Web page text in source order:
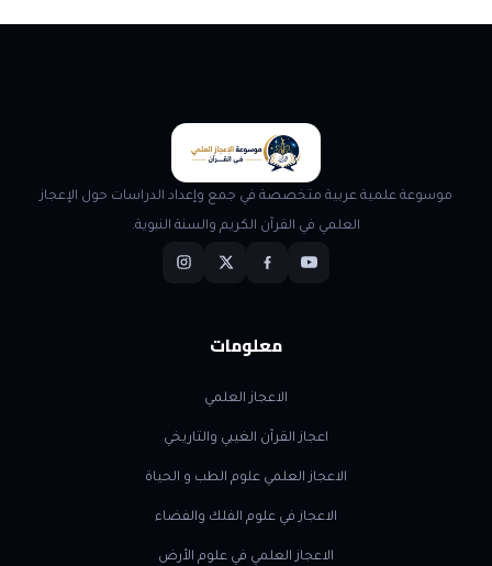
موسوعة علمية عربية متخصصة في جمع وإعداد الدراسات حول الإعجاز
العلمي في القرآن الكريم والسنة النبوية.
معلومات
الاعجاز العلمي
اعجاز القرآن الغيبي والتاريخي
الاعجاز العلمي علوم الطب و الحياة
الاعجاز في علوم الفلك والفضاء
الاعجاز العلمي في علوم الأرض